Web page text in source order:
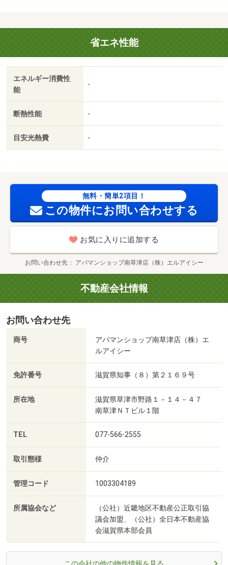
／バルコニー／エアコン／ガスコンロ対応／クロゼット／
フローリング／ＴＶインターホン／浴室乾燥機／オートロ
ック／室内洗濯置／シューズボックス／システムキッチン
／追焚機能浴室／温水洗浄便座／洗面所独立／駐輪場／宅
配ボックス／最上階／敷金不要／対面式キッチン／防犯カ
メラ／ペット相談／照明付／全居室洋室／ウォークインク
築３年以内／浴室１坪以上／トイレ未使用／２駅利用可／
駅徒歩１０分以内／築５年以内／セキュリティ会社加入済
／ＬＤＫ１２畳以上／都市ガス／ＢＳ／保証会社利用可／
スリのアオキ唐崎店（ドラッグストア）まで３７０ｍ／セ
ブンイレブン（コンビニ）まで４３４ｍ／大津南志賀郵便
局（郵便局）まで５０８ｍ／サンディ大津際川店（スーパ
ー）まで６６５ｍ/賃貸戸数:12戸
省エネ性能
エネルギー消費性
能
-
断熱性能 -
目安光熱費 -
無料・簡単2項目！
この物件にお問い合わせする
お気に入りに追加する
お問い合わせ先 アパマンショップ南草津店（株）エルアイシー
不動産会社情報
お問い合わせ先
商号
アパマンショップ南草津店（株）エ
ルアイシー
免許番号 滋賀県知事（８）第２１６９号
所在地
滋賀県草津市野路１－１４－４７
南草津ＮＴビル１階
TEL 077-566-2555
取引態様 仲介
管理コード 1003304189
所属協会など
（公社）近畿地区不動産公正取引協
議会加盟、（公社）全日本不動産協
会滋賀県本部会員